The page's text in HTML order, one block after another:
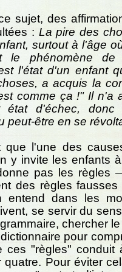
sujet, des
: La pire des
surtout à l'âge
le phénomène de
l'état d'un enfant
a acquis la
comme ça !" Il n'a
état d'échec,
peut-être en se
que l'une des
y invite les enfants
pas les règles
des règles
entend dans les
se servir du
chercher
pour
ces "règles" conduit
Pour éviter